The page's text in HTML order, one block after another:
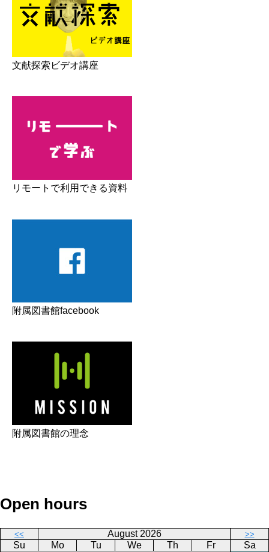
文献探索ビデオ講座
リモートで利用できる資料
附属図書館facebook
附属図書館の理念
Open hours
<< August 2026 >>
Su Mo Tu We Th Fr
Sa